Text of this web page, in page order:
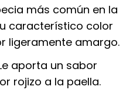
más común en la
característico color
ligeramente amargo.
aporta un sabor
rojizo a la paella.